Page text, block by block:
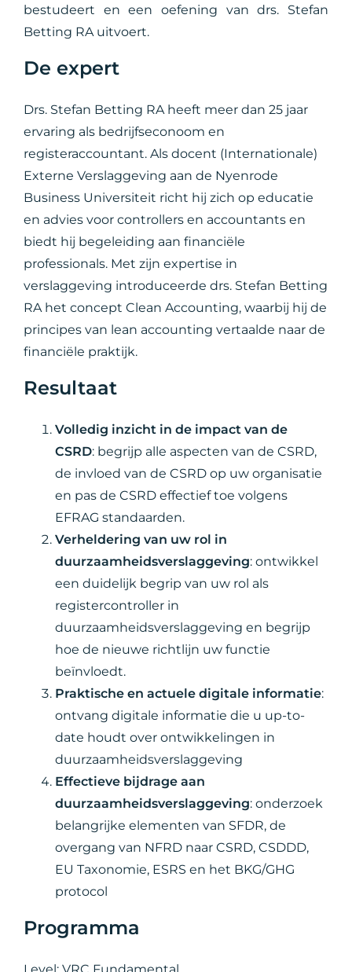
bestudeert en een oefening van drs. Stefan
Betting RA uitvoert.
De expert
Drs. Stefan Betting RA heeft meer dan 25 jaar
ervaring als bedrijfseconoom en
registeraccountant. Als docent (Internationale)
Externe Verslaggeving aan de Nyenrode
Business Universiteit richt hij zich op educatie
en advies voor controllers en accountants en
biedt hij begeleiding aan financiële
professionals. Met zijn expertise in
verslaggeving introduceerde drs. Stefan Betting
RA het concept Clean Accounting, waarbij hij de
principes van lean accounting vertaalde naar de
financiële praktijk.
Resultaat
Volledig inzicht in de impact van de
CSRD: begrijp alle aspecten van de CSRD,
de invloed van de CSRD op uw organisatie
en pas de CSRD effectief toe volgens
EFRAG standaarden.
Verheldering van uw rol in
duurzaamheidsverslaggeving: ontwikkel
een duidelijk begrip van uw rol als
registercontroller in
duurzaamheidsverslaggeving en begrijp
hoe de nieuwe richtlijn uw functie
beïnvloedt.
Praktische en actuele digitale informatie:
ontvang digitale informatie die u up-to-
date houdt over ontwikkelingen in
duurzaamheidsverslaggeving
Effectieve bijdrage aan
duurzaamheidsverslaggeving: onderzoek
belangrijke elementen van SFDR, de
overgang van NFRD naar CSRD, CSDDD,
EU Taxonomie, ESRS en het BKG/GHG
protocol
Programma